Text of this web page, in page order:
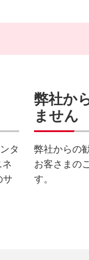
タ
ネ
サ
弊社か
ません
弊社からの
お客さまの
す。